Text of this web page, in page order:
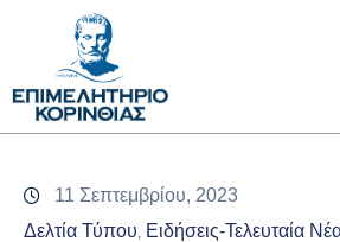
Επιμελητήριο
Υπηρεσίες
11 Σεπτεμβρίου, 2023
Δελτία Τύπου Ειδήσεις-Τελευταία